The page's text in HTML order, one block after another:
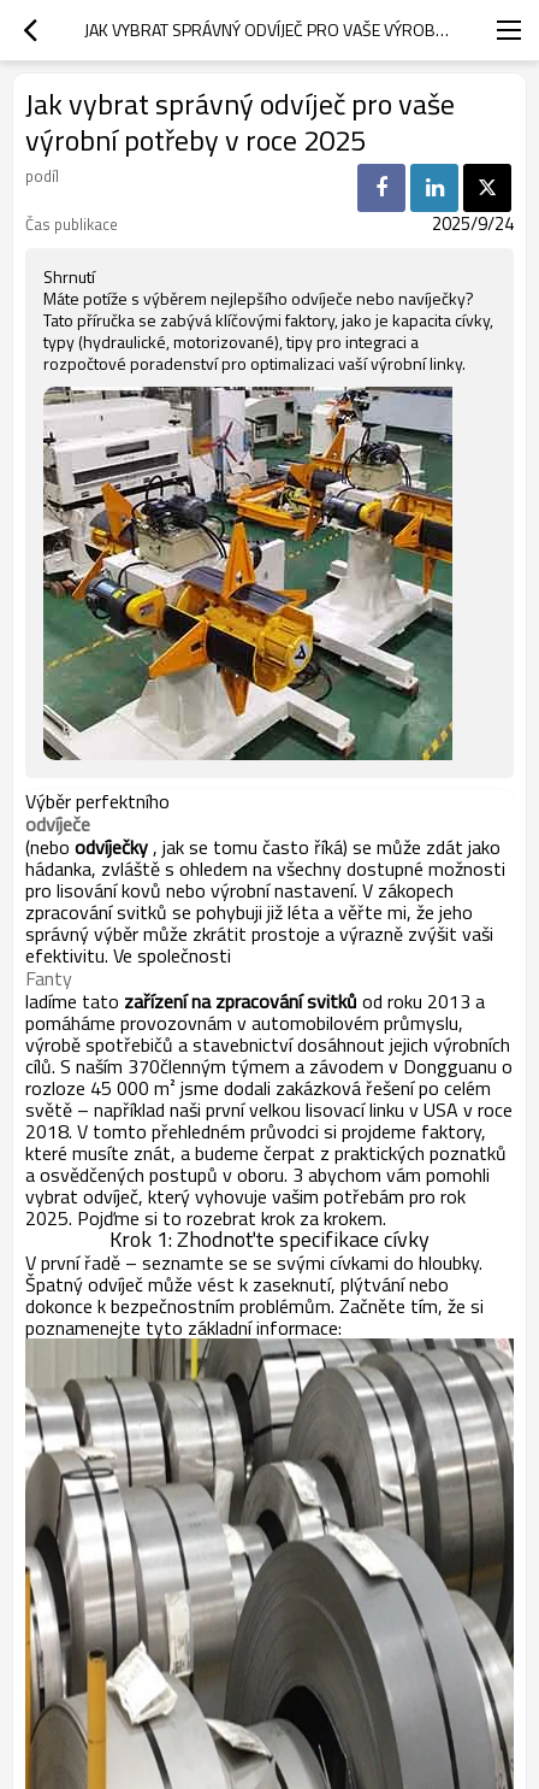
JAK VYBRAT SPRÁVNÝ ODVÍJEČ PRO VAŠE VÝROBNÍ POTŘEBY V ROCE 2025
Jak vybrat správný odvíječ pro vaše
výrobní potřeby v roce 2025
podíl
Čas publikace
2025/9/24
Shrnutí
Máte potíže s výběrem nejlepšího odvíječe nebo navíječky?
Tato příručka se zabývá klíčovými faktory, jako je kapacita cívky,
typy (hydraulické, motorizované), tipy pro integraci a
rozpočtové poradenství pro optimalizaci vaší výrobní linky.
Výběr perfektního
odvíječe
(nebo odvíječky, jak se tomu často říká) se může zdát jako
hádanka, zvláště s ohledem na všechny dostupné možnosti
pro lisování kovů nebo výrobní nastavení. V zákopech
zpracování svitků se pohybuji již léta a věřte mi, že jeho
správný výběr může zkrátit prostoje a výrazně zvýšit vaši
efektivitu. Ve společnosti
Fanty
ladíme tato zařízení na zpracování svitků od roku 2013 a
pomáháme provozovnám v automobilovém průmyslu,
výrobě spotřebičů a stavebnictví dosáhnout jejich výrobních
cílů. S naším 370členným týmem a závodem v Dongguanu o
rozloze 45 000 m² jsme dodali zakázková řešení po celém
světě – například naši první velkou lisovací linku v USA v roce
2018. V tomto přehledném průvodci si projdeme faktory,
které musíte znát, a budeme čerpat z praktických poznatků
a osvědčených postupů v oboru. 3 abychom vám pomohli
vybrat odvíječ, který vyhovuje vašim potřebám pro rok
2025. Pojďme si to rozebrat krok za krokem.
Krok 1: Zhodnoťte specifikace cívky
V první řadě – seznamte se se svými cívkami do hloubky.
Špatný odvíječ může vést k zaseknutí, plýtvání nebo
dokonce k bezpečnostním problémům. Začněte tím, že si
poznamenejte tyto základní informace: